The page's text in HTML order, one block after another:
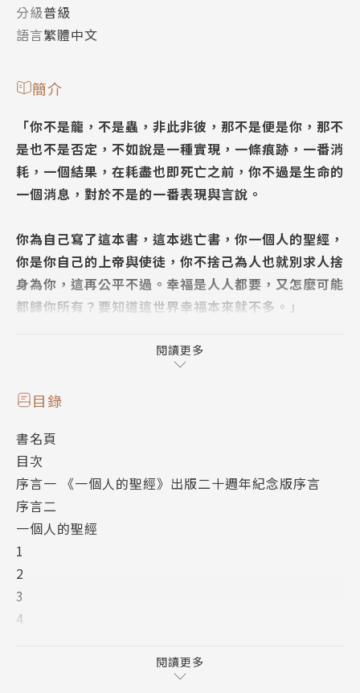
分級普級
語言繁體中文
簡介
「你不是龍，不是蟲，非此非彼，那不是便是你，那不
是也不是否定，不如說是一種實現，一條痕跡，一番消
耗，一個結果，在耗盡也即死亡之前，你不過是生命的
一個消息，對於不是的一番表現與言說。
你為自己寫了這本書，這本逃亡書，你一個人的聖經，
你是你自己的上帝與使徒，你不捨己為人也就別求人捨
身為你，這再公平不過。幸福是人人都要，又怎麼可能
都歸你所有？要知道這世界幸福本來就不多。」
《一個人的聖經》是高行健繼《靈山》的法譯本轟動法
國文壇之後又一部代表性力作。
書中的主人公「他」與「你」為同一個人物，前者在中
照，也是這世紀末一個沒有祖國沒有主義的世界遊民之
內心自白與宣言，行文冷峻，令人撼動。
這部小說從中國到西方，從現實的地獄到人世間，涉及
現時代東西方世界人生存的種種困境，題為《一個人的
聖經》，講述了脆弱的個人怎樣從困境中得以解救。書
名的含意甚多，這部書，這部聖經，並非是一本旨在教
育全人類的樣本，它僅僅訴諸一個人，或者，悉聽尊
便，它只反應孤單單的一個人的情感。
閱讀更多
目錄
書名頁
目次
序言一 《一個人的聖經》出版二十週年紀念版序言
序言二
一個人的聖經
1
2
3
4
閱讀更多